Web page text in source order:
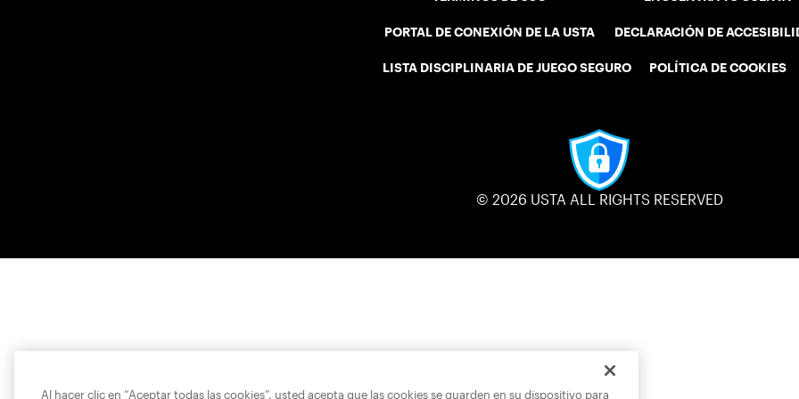
PORTAL DE CONEXIÓN DE LA USTA
LISTA DISCIPLINARIA DE JUEGO SEGURO
DECLARACIÓN DE
POLÍTICA DE COOKIES
© 2026 USTA ALL RIGHTS RESERVED
Al hacer clic en “Aceptar todas las cookies”, usted acepta que las cookies se guarden en su dispositivo para